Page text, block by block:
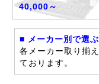
40,000～
■ メーカー別で選ぶ
各メーカー取り揃え
ております。